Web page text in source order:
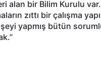
alan bir Bilim Kurulu var.
zıttı bir çalışma
yapmış bütün